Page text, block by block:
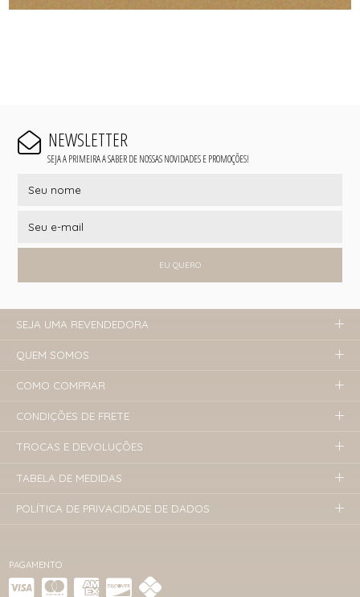
NEWSLETTER
SEJA A PRIMEIRA A SABER DE NOSSAS NOVIDADES E PROMOÇÕES!
EU QUERO
PAGAMENTO
SEJA UMA REVENDEDORA
QUEM SOMOS
COMO COMPRAR
CONDIÇÕES DE FRETE
TROCAS E DEVOLUÇÕES
TABELA DE MEDIDAS
POLÍTICA DE PRIVACIDADE DE DADOS